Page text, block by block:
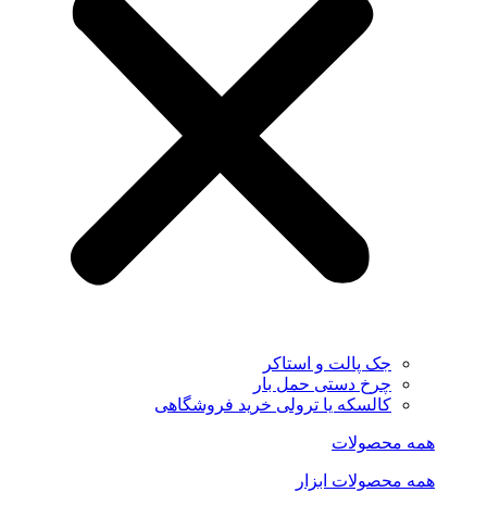
جک پالت و استاکر
چرخ دستی حمل بار
کالسکه یا ترولی خرید فروشگاهی
همه محصولات
همه محصولات ابزار